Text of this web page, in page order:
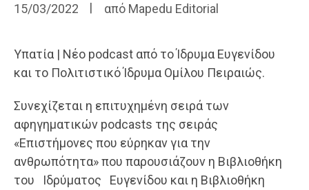
15/03/2022 από Mapedu Editorial
Υπατία | Νέο podcast από το Ίδρυμα Ευγενίδου
και το Πολιτιστικό Ίδρυμα Ομίλου Πειραιώς.
Συνεχίζεται η επιτυχημένη σειρά των
αφηγηματικών podcasts της σειράς
«Επιστήμονες που εύρηκαν για την
ανθρωπότητα» που παρουσιάζουν η Βιβλιοθήκη
του Ιδρύματος Ευγενίδου και η Βιβλιοθήκη